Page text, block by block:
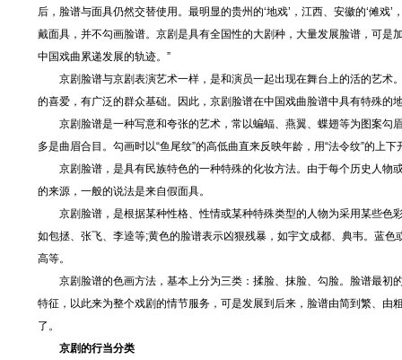
后，脸谱与面具仍然交替使用。最明显的贵州的‘地戏’，江西、安徽的‘傩戏
戴面具，并不勾画脸谱。京剧是具有全国性的大剧种，大量发展脸谱，可
中国戏曲累递发展的轨迹。”
京剧脸谱与京剧表演艺术一样，是和演员一起出现在舞台上的活的艺术
的喜爱，有广泛的群众基础。因此，京剧脸谱在中国戏曲脸谱中具有特殊的
京剧脸谱是一种写意和夸张的艺术，常以蝙蝠、燕翼、蝶翅等为图案勾
多是曲眉合目。勾画时以“鱼尾纹”的高低曲直来反映年龄，用“法令纹”的上
京剧脸谱，是具有民族特色的一种特殊的化妆方法。由于每个历史人物
的来源，一般的说法是来自假面具。
京剧脸谱，是根据某种性格、性情或某种特殊类型的人物为采用某些色
如包拯、张飞、李逵等;黄色的脸谱表示凶狠残暴，如宇文成都、典韦。蓝
高等。
京剧脸谱的色画方法，基本上分为三类：揉脸、抹脸、勾脸。脸谱最初
特征，以此来为整个戏剧的情节服务，可是发展到后来，脸谱由简到繁、
了。
京剧的行当分类